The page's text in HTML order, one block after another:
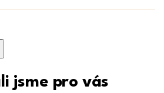
jsme pro vás